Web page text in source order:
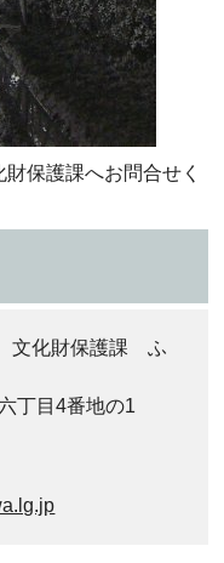
保護課へお問合せく
文化財保護課 ふ
丁目4番地の1